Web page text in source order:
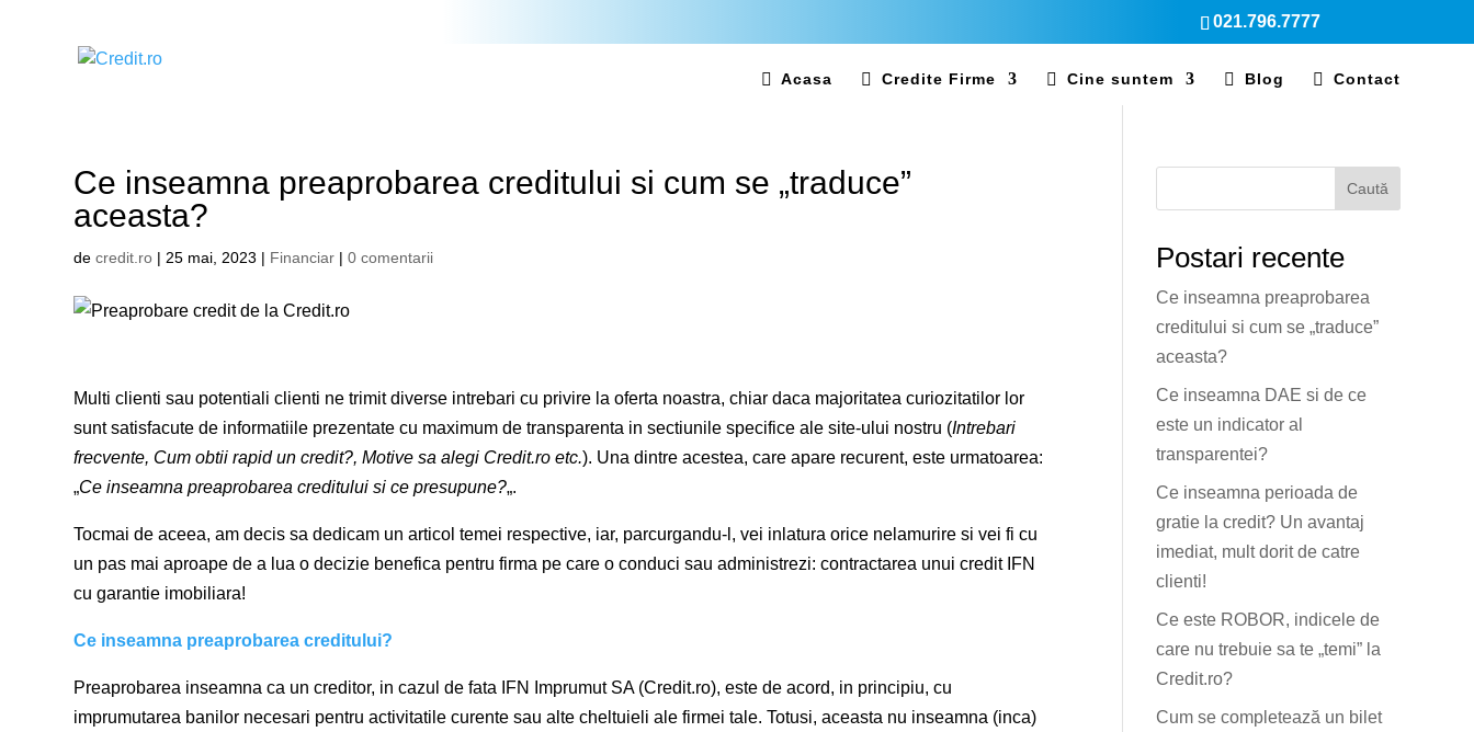
021.796.7777
 Acasa  Credite Firme  Cine suntem  Blog  Contact
Ce inseamna preaprobarea creditului si cum se „traduce”
aceasta?
decredit.ro | 25 mai, 2023 | Financiar |0 comentarii
Multi clienti sau potentiali clienti ne trimit diverse intrebari cu privire la oferta noastra, chiar daca majoritatea curiozitatilor lor
sunt satisfacute de informatiile prezentate cu maximum de transparenta in sectiunile specifice ale site-ului nostru (Intrebari
frecvente, Cum obtii rapid un credit?, Motive sa alegi Credit.ro etc.). Una dintre acestea, care apare recurent, este urmatoarea:
„Ce inseamna preaprobarea creditului si ce presupune?„.
Tocmai de aceea, am decis sa dedicam un articol temei respective, iar, parcurgandu-l, vei inlatura orice nelamurire si vei fi cu
un pas mai aproape de a lua o decizie benefica pentru firma pe care o conduci sau administrezi: contractarea unui credit IFN
cu garantie imobiliara!
Ce inseamna preaprobarea creditului?
Preaprobarea inseamna ca un creditor, in cazul de fata IFN Imprumut SA (Credit.ro), este de acord, in principiu, cu
imprumutarea banilor necesari pentru activitatile curente sau alte cheltuieli ale firmei tale. Totusi, aceasta nu inseamna (inca)
Caută
Postari recente
Ce inseamna preaprobarea
creditului si cum se „traduce”
aceasta?
Ce inseamna DAE si de ce
este un indicator al
transparentei?
Ce inseamna perioada de
gratie la credit? Un avantaj
imediat, mult dorit de catre
clienti!
Ce este ROBOR, indicele de
care nu trebuie sa te „temi” la
Credit.ro?
Cum se completează un bilet